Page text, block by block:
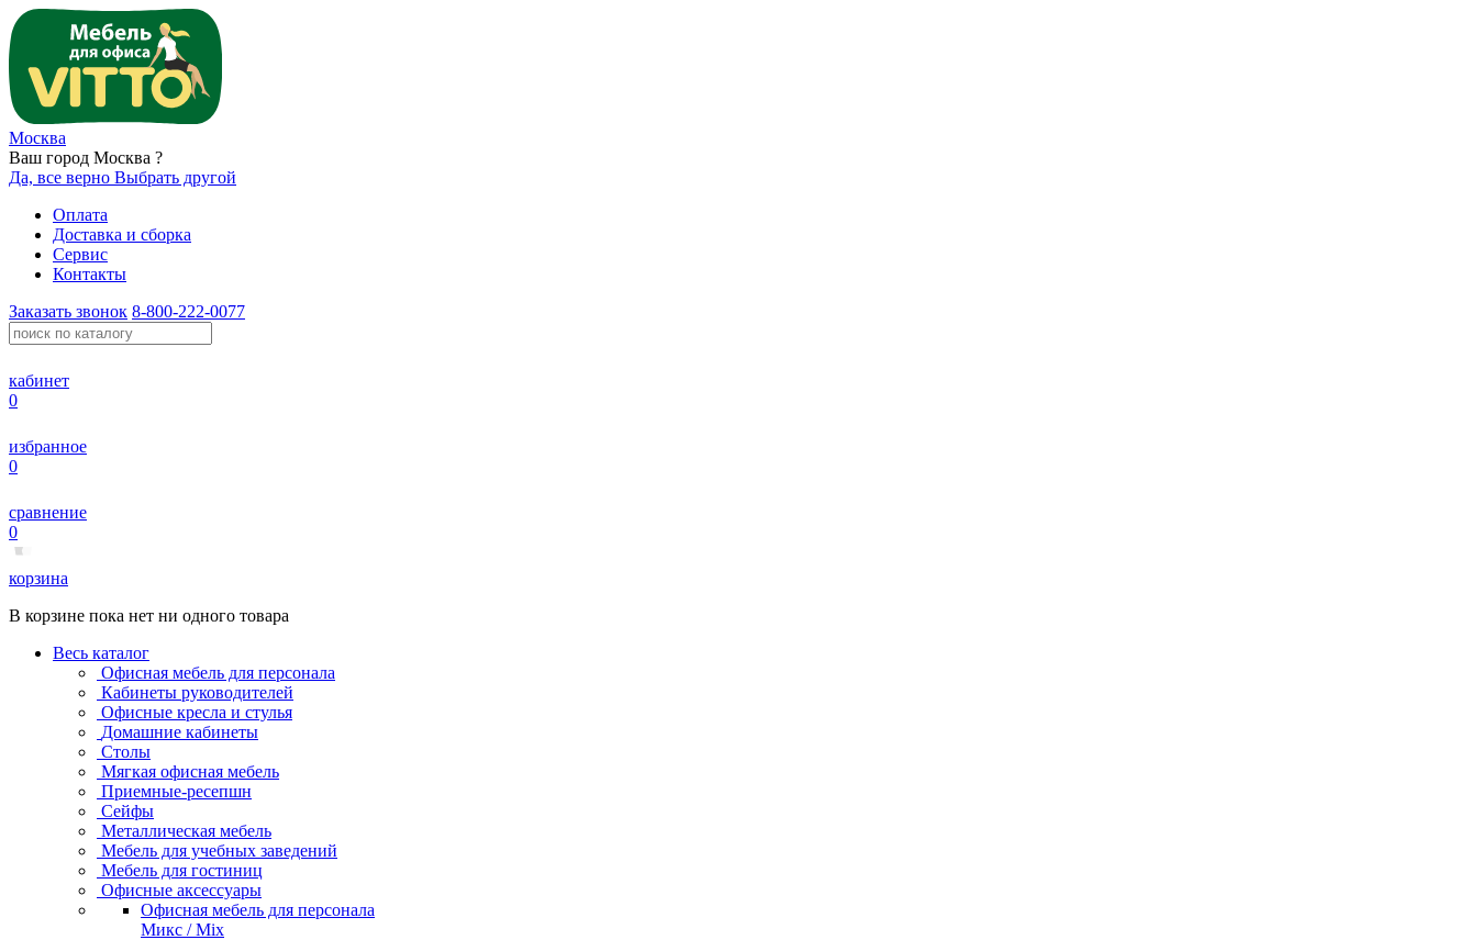
Москва
Ваш город Москва ?
Да, все верно Выбрать другой
Оплата
Доставка и сборка
Сервис
Контакты
Заказать звонок 8-800-222-0077
кабинет
0
избранное
0
сравнение
0
корзина
В корзине пока нет ни одного товара
Весь каталог
Офисная мебель для персонала
Кабинеты руководителей
Офисные кресла и стулья
Домашние кабинеты
Столы
Мягкая офисная мебель
Приемные-ресепшн
Сейфы
Металлическая мебель
Мебель для учебных заведений
Мебель для гостиниц
Офисные аксессуары
Офисная мебель для персонала
Микс / Mix